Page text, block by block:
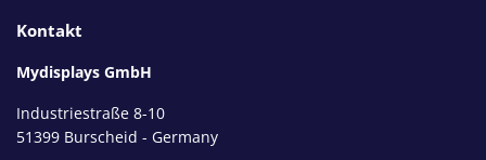
Kontakt
Mydisplays GmbH
Industriestraße 8-10
51399 Burscheid - Germany